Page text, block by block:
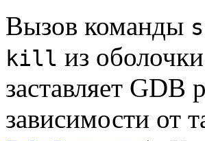
Вызов команды
kill из
заставляет GDB
зависимости от